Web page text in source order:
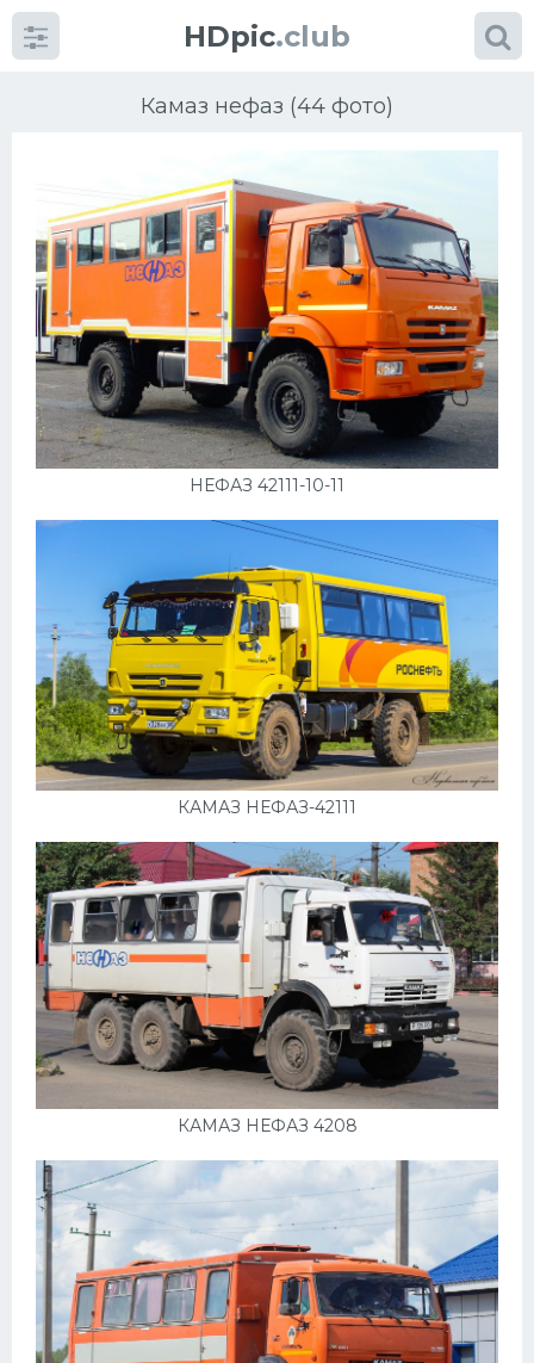
HDpic.club
Камаз нефаз (44 фото)
НЕФАЗ 42111-10-11
КАМАЗ НЕФАЗ-42111
КАМАЗ НЕФАЗ 4208
Категории
Разное
Автомобили
Красивые фото машин
Ниссан
Гараж
Русские авто
Вольво
БМВ
Сузуки
Мерседес
Фольксваген
Лексус
Дэу
Черри
Джили
Хавал
Кавасаки
Инфинити